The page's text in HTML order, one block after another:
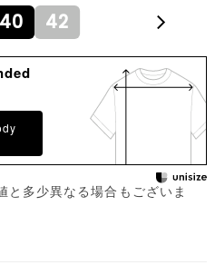
40 42
多少異なる場合もございま